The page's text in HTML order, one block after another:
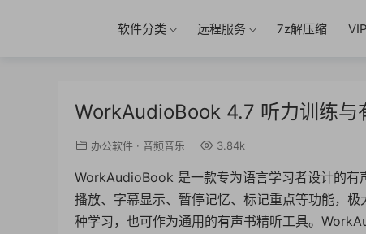
软件分类 远程服务 7z解压缩
WorkAudioBook 4.7 听力训练
办公软件 · 音频音乐 3.84k
WorkAudioBook 是一款专为语言学习者设计的有
播放、字幕显示、暂停记忆、标记重点等功能，
种学习，也可作为通用的有声书精听工具。